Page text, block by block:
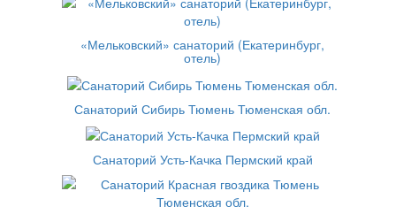
«Мельковский» санаторий (Екатеринбург,
отель)
Санаторий Сибирь Тюмень Тюменская обл.
Санаторий Усть-Качка Пермский край